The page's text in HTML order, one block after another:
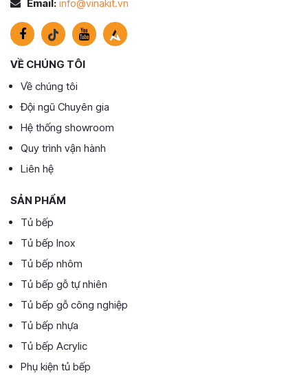
Email: info@vinakit.vn
VỀ CHÚNG TÔI
Về chúng tôi
Đội ngũ Chuyên gia
Hệ thống showroom
Quy trình vận hành
Liên hệ
SẢN PHẨM
Tủ bếp
Tủ bếp Inox
Tủ bếp nhôm
Tủ bếp gỗ tự nhiên
Tủ bếp gỗ công nghiệp
Tủ bếp nhựa
Tủ bếp Acrylic
Phụ kiện tủ bếp